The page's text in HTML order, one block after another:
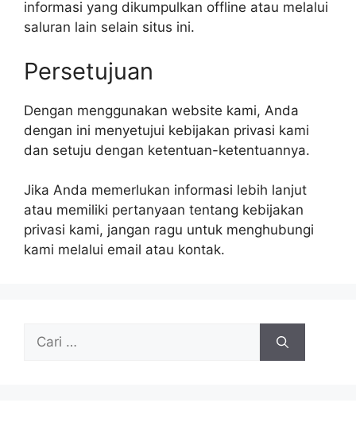
informasi yang dikumpulkan offline atau melalui
saluran lain selain situs ini.
Persetujuan
Dengan menggunakan website kami, Anda
dengan ini menyetujui kebijakan privasi kami
dan setuju dengan ketentuan-ketentuannya.
Jika Anda memerlukan informasi lebih lanjut
atau memiliki pertanyaan tentang kebijakan
privasi kami, jangan ragu untuk menghubungi
kami melalui email atau kontak.
Cari